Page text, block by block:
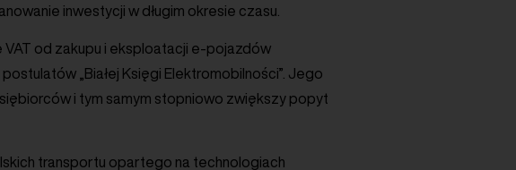
inwestycji w długim okresie czasu.
od zakupu i eksploatacji e-pojazdów
„Białej Księgi Elektromobilności”. Jego
i tym samym stopniowo zwiększy popyt
transportu opartego na technologiach